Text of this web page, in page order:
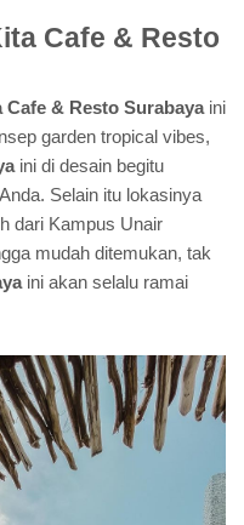
Cafe & Resto
Cafe & Resto Surabayaini
garden tropical vibes,
ini di desain begitu
Selain itu lokasinya
dari Kampus Unair
mudah ditemukan, tak
ini akan selalu ramai